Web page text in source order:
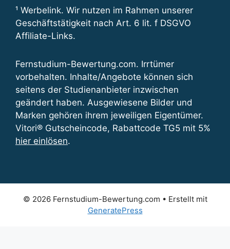
¹ Werbelink. Wir nutzen im Rahmen unserer
Geschäftstätigkeit nach Art. 6 lit. f DSGVO
Affiliate-Links.
Fernstudium-Bewertung.com. Irrtümer
vorbehalten. Inhalte/Angebote können sich
seitens der Studienanbieter inzwischen
geändert haben. Ausgewiesene Bilder und
Marken gehören ihrem jeweiligen Eigentümer.
Vitori® Gutscheincode, Rabattcode TG5 mit 5%
hier einlösen.
© 2026 Fernstudium-Bewertung.com • Erstellt mit
GeneratePress